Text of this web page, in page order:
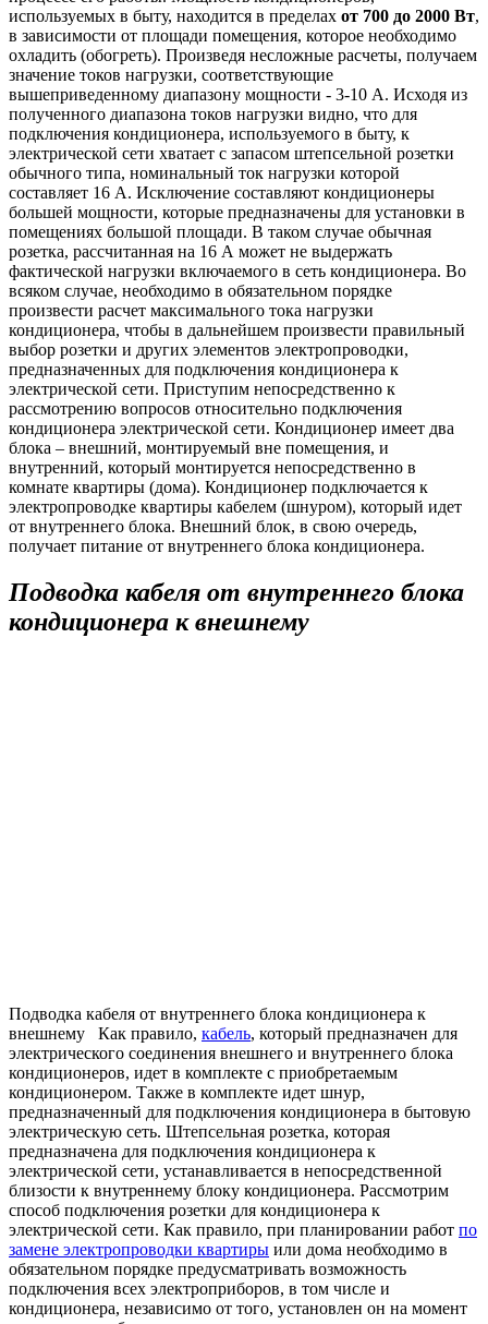
используемых в быту, находится в пределах от 700 до 2000 Вт,
в зависимости от площади помещения, которое необходимо
охладить (обогреть). Произведя несложные расчеты, получаем
значение токов нагрузки, соответствующие
вышеприведенному диапазону мощности - 3-10 А. Исходя из
полученного диапазона токов нагрузки видно, что для
подключения кондиционера, используемого в быту, к
электрической сети хватает с запасом штепсельной розетки
обычного типа, номинальный ток нагрузки которой
составляет 16 А. Исключение составляют кондиционеры
большей мощности, которые предназначены для установки в
помещениях большой площади. В таком случае обычная
розетка, рассчитанная на 16 А может не выдержать
фактической нагрузки включаемого в сеть кондиционера. Во
всяком случае, необходимо в обязательном порядке
произвести расчет максимального тока нагрузки
кондиционера, чтобы в дальнейшем произвести правильный
выбор розетки и других элементов электропроводки,
предназначенных для подключения кондиционера к
электрической сети. Приступим непосредственно к
рассмотрению вопросов относительно подключения
кондиционера электрической сети. Кондиционер имеет два
блока – внешний, монтируемый вне помещения, и
внутренний, который монтируется непосредственно в
комнате квартиры (дома). Кондиционер подключается к
электропроводке квартиры кабелем (шнуром), который идет
от внутреннего блока. Внешний блок, в свою очередь,
получает питание от внутреннего блока кондиционера.
Подводка кабеля от внутреннего блока
кондиционера к внешнему
Подводка кабеля от внутреннего блока кондиционера к
внешнему Как правило, кабель, который предназначен для
электрического соединения внешнего и внутреннего блока
кондиционеров, идет в комплекте с приобретаемым
кондиционером. Также в комплекте идет шнур,
предназначенный для подключения кондиционера в бытовую
электрическую сеть. Штепсельная розетка, которая
предназначена для подключения кондиционера к
электрической сети, устанавливается в непосредственной
близости к внутреннему блоку кондиционера. Рассмотрим
способ подключения розетки для кондиционера к
электрической сети. Как правило, при планировании работ по
замене электропроводки квартиры или дома необходимо в
обязательном порядке предусматривать возможность
подключения всех электроприборов, в том числе и
кондиционера, независимо от того, установлен он на момент